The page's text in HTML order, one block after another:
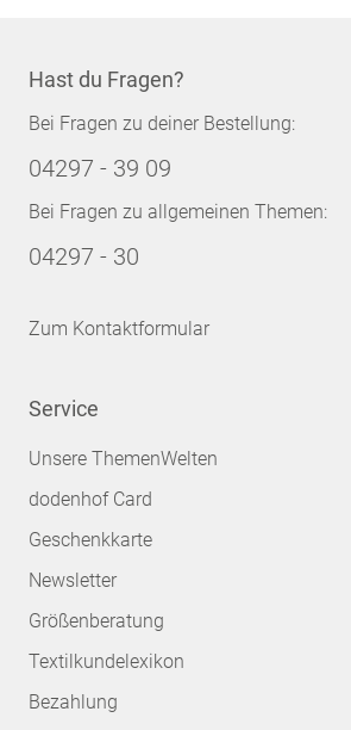
Hast du Fragen?
Bei Fragen zu deiner Bestellung:
04297 - 39 09
Bei Fragen zu allgemeinen Themen:
04297 - 30
Zum Kontaktformular
Service
Unsere ThemenWelten
dodenhof Card
Geschenkkarte
Newsletter
Größenberatung
Textilkundelexikon
Bezahlung